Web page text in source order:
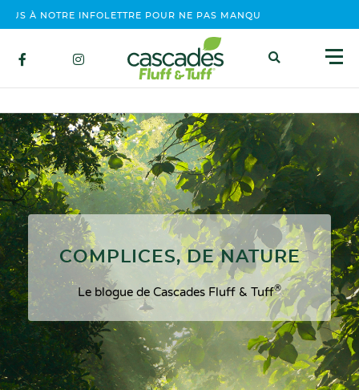
À NOTRE INFOLETTRE POUR NE PAS MANQUER NOS
COMPLICES, DE NATURE
Le blogue de Cascades Fluff & Tuff®️